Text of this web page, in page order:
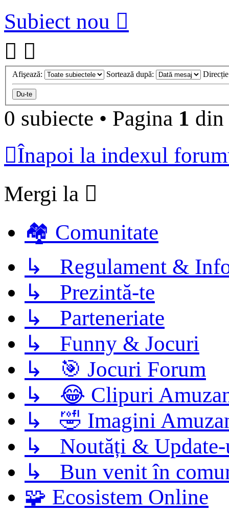
Subiect nou
Afişează: Sortează după:
0 subiecte • Pagina 1 din
Înapoi la indexul
Mergi la
🏘️ Comunitate
↳ Regulament &
↳ Prezintă-te
↳ Parteneriate
↳ Funny & Jocuri
↳ 🎯 Jocuri Forum
↳ 😂 Clipuri
↳ 🤣 Imagini
↳ Noutăți &
↳ Bun venit în
🧩 Ecosistem Online